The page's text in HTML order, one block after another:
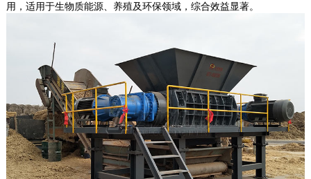
用，适用于生物质能源、养殖及环保领域，综合效益显著。